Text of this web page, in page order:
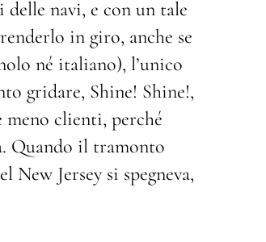
navi, e con un tale
in giro, anche se
né italiano), l’unico
gridare, Shine! Shine!,
meno clienti, perché
Quando il tramonto
Jersey si spegneva,